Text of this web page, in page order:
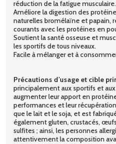
réduction de la fatigue musculaire.
Améliore la digestion des
naturelles bromélaïne et papain,
courants avec les protéines en
Soutient la santé osseuse et
les sportifs de tous niveaux.
Facile à mélanger et à
Précautions d’usage et cible
principalement aux sportifs et
augmenter leur apport en
performances et leur
que le lait et le soja, et est
également gluten, crustacés,
sulfites ; ainsi, les personnes
attentivement la composition